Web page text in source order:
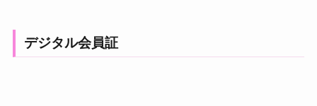
デジタル会員証